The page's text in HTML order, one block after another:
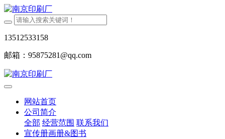
13512533158
邮箱：95875281@qq.com
网站首页
公司简介
全部 经营范围 联系我们
宣传册画册&图书